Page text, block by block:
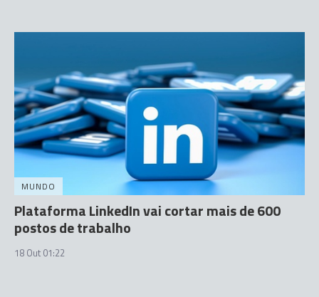
MUNDO
Plataforma LinkedIn vai cortar mais de 600
postos de trabalho
18 Out 01:22